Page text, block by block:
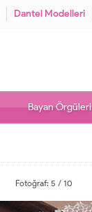
Dantel Modelleri
Bayan Örgüleri
Fotoğraf: 5 / 10